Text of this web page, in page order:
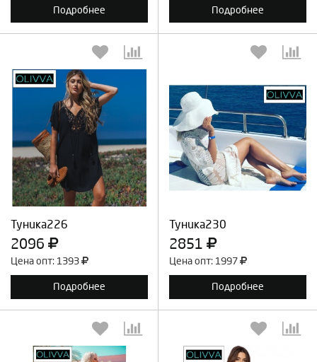
Подробнее Подробнее
Туника226
2096
Цена опт: 1393
Подробнее
Выберите количество:
Продолжить Отмена
Туника230
2851
Цена опт: 1997
Подробнее
Выберите количество: